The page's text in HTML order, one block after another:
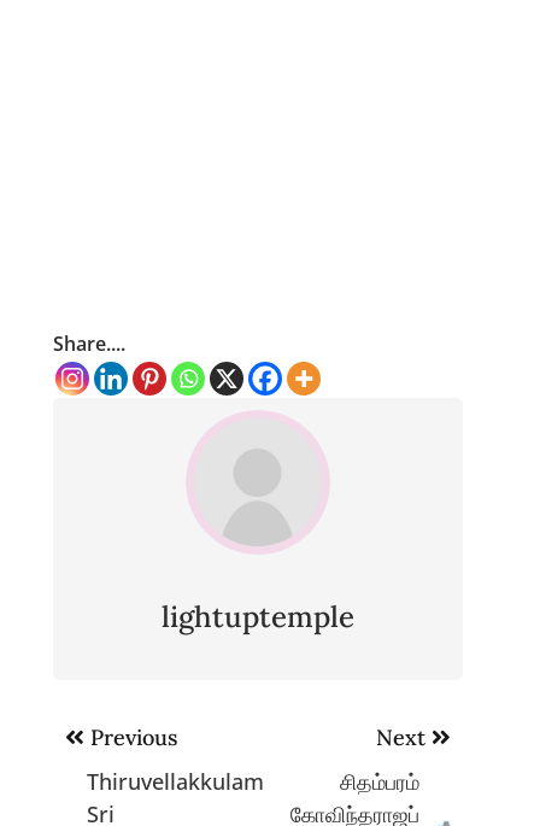
Share....
lightuptemple
Post
navigation
Previous
Thiruvellakkulam
Sri
Next
சிதம்பரம்
கோவிந்தராஜப்